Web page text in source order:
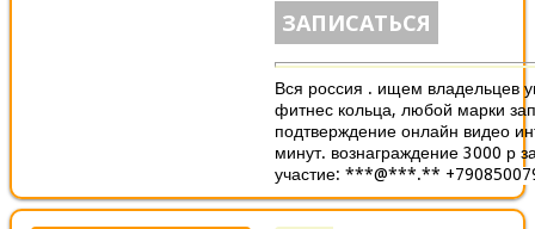
ЗАПИСАТЬСЯ
Вся россия . ищем владельцев
фитнес кольца, любой марки
подтверждение онлайн видео
минут. вознаграждение 3000 р
участие: ***@***.**